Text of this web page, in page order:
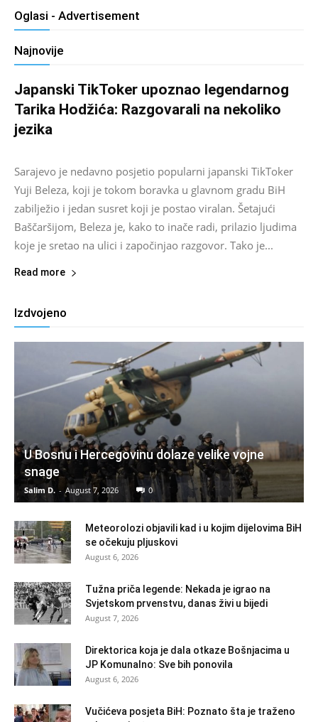
Oglasi - Advertisement
Najnovije
Japanski TikToker upoznao legendarnog
Tarika Hodžića: Razgovarali na nekoliko
jezika
Salim D. -
Sarajevo je nedavno posjetio popularni japanski TikToker
Yuji Beleza, koji je tokom boravka u glavnom gradu BiH
zabilježio i jedan susret koji je postao viralan. Šetajući
Baščaršijom, Beleza je, kako to inače radi, prilazio ljudima
koje je sretao na ulici i započinjao razgovor. Tako je...
Read more
Izdvojeno
U Bosnu i Hercegovinu dolaze velike vojne
snage
Salim D. - August 7, 2026 0
Meteorolozi objavili kad i u kojim dijelovima BiH
se očekuju pljuskovi
August 6, 2026
Tužna priča legende: Nekada je igrao na
Svjetskom prvenstvu, danas živi u bijedi
August 7, 2026
Direktorica koja je dala otkaze Bošnjacima u
JP Komunalno: Sve bih ponovila
August 6, 2026
Vučićeva posjeta BiH: Poznato šta je traženo